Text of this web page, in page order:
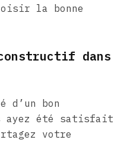
la bonne
dans
d’un bon
ayez été satisfait
votre